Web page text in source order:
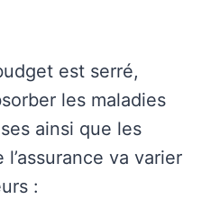
est serré,
les maladies
ainsi que les
va varier
: